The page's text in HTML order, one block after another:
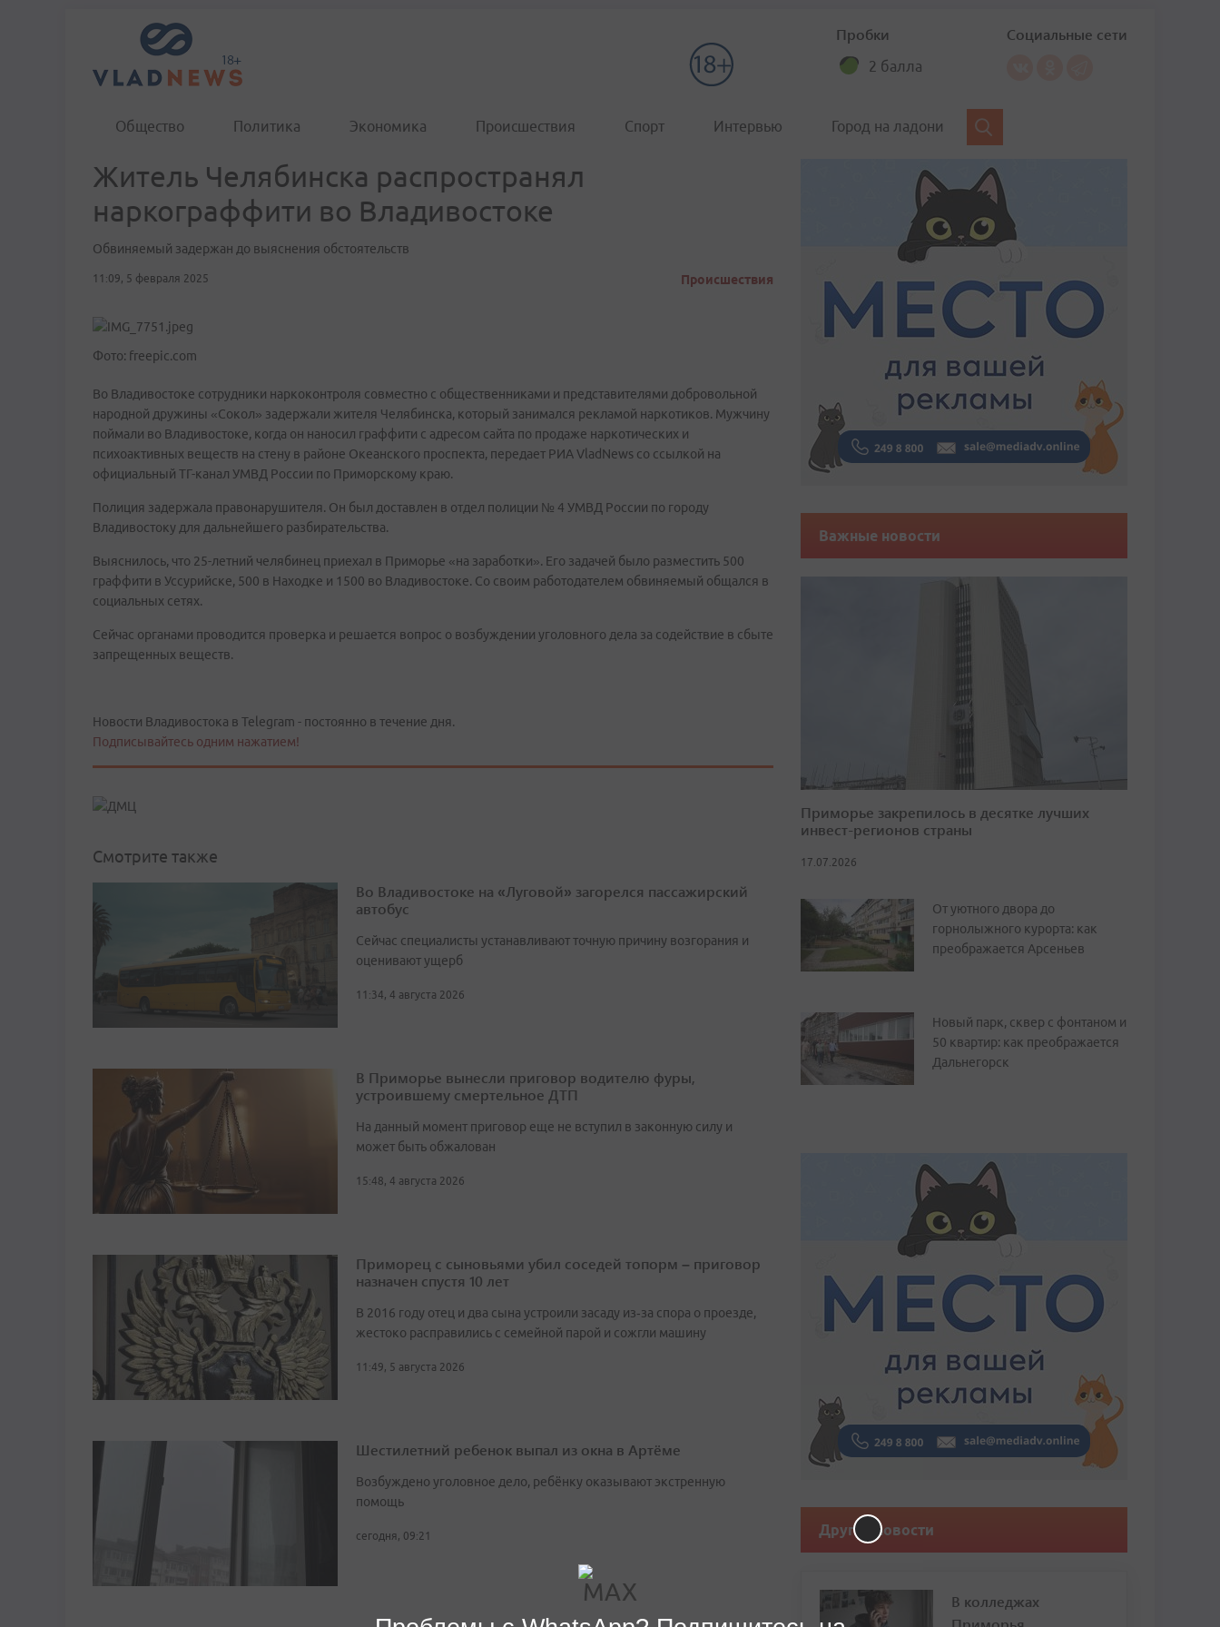
Пробки
2 балла
Социальные сети
Общество Политика Экономика Происшествия Спорт Интервью Город на ладони
Житель Челябинска распространял
наркограффити во Владивостоке
Обвиняемый задержан до выяснения обстоятельств
11:09, 5 февраля 2025 Происшествия
Фото: freepic.com
Во Владивостоке сотрудники наркоконтроля совместно с общественниками и представителями добровольной
народной дружины «Сокол» задержали жителя Челябинска, который занимался рекламой наркотиков. Мужчину
поймали во Владивостоке, когда он наносил граффити с адресом сайта по продаже наркотических и
психоактивных веществ на стену в районе Океанского проспекта, передает РИА VladNews со ссылкой на
официальный ТГ-канал УМВД России по Приморскому краю.
Полиция задержала правонарушителя. Он был доставлен в отдел полиции № 4 УМВД России по городу
Владивостоку для дальнейшего разбирательства.
Выяснилось, что 25-летний челябинец приехал в Приморье «на заработки». Его задачей было разместить 500
граффити в Уссурийске, 500 в Находке и 1500 во Владивостоке. Со своим работодателем обвиняемый общался в
социальных сетях.
Сейчас органами проводится проверка и решается вопрос о возбуждении уголовного дела за содействие в сбыте
запрещенных веществ.
Новости Владивостока в Telegram - постоянно в течение дня.
Подписывайтесь одним нажатием!
Смотрите также
Во Владивостоке на «Луговой» загорелся пассажирский
автобус
Сейчас специалисты устанавливают точную причину возгорания и
оценивают ущерб
11:34, 4 августа 2026
В Приморье вынесли приговор водителю фуры,
устроившему смертельное ДТП
На данный момент приговор еще не вступил в законную силу и
может быть обжалован
15:48, 4 августа 2026
Приморец с сыновьями убил соседей топорм – приговор
назначен спустя 10 лет
В 2016 году отец и два сына устроили засаду из‑за спора о проезде,
жестоко расправились с семейной парой и сожгли машину
11:49, 5 августа 2026
Шестилетний ребенок выпал из окна в Артёме
Возбуждено уголовное дело, ребёнку оказывают экстренную
помощь
сегодня, 09:21
Важные новости
Приморье закрепилось в десятке лучших
инвест-регионов страны
17.07.2026
От уютного двора до
горнолыжного курорта: как
преображается Арсеньев
Новый парк, сквер с фонтаном и
50 квартир: как преображается
Дальнегорск
Другие новости
В колледжах